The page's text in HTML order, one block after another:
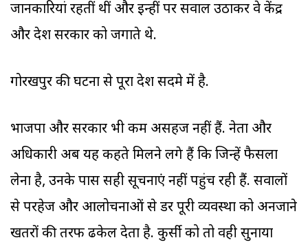
जानकारियां रहतीं थीं और इन्हीं पर सवाल उठाकर वे केंद्र
और प्रदेश सरकार को जगाते थे.
गोरखपुर की घटना से पूरा देश सदमे में है.
भाजपा और सरकार भी कम असहज नहीं हैं. नेता और
अधिकारी अब यह कहते मिलने लगे हैं कि जिन्हें फैसला
लेना है, उनके पास सही सूचनाएं नहीं पहुंच रही हैं. सवालों
से परहेज और आलोचनाओं से डर पूरी व्यवस्था को अनजाने
खतरों की तरफ ढकेल देता है. कुर्सी को तो वही सुनाया